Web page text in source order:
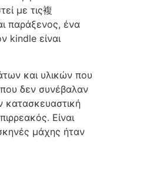
με τις複
παράξενος, ένα
kindle είναι
και υλικών που
δεν συνέβαλαν
κατασκευαστική
Είναι
μάχης ήταν